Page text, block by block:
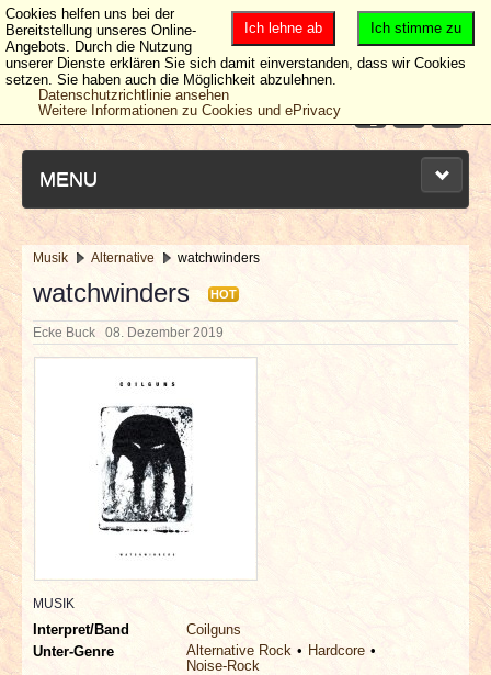
MENU
NEUESTE ARTIKEL
NEWS & DATES
VERLOSUNGEN
INTERVIEWS
SPECIALS
REDAKTION
Musik Alternative watchwinders
watchwinders HOT
Ecke Buck 08. Dezember 2019
MUSIK
Interpret/Band
Coilguns
Unter-Genre
Alternative Rock
Hardcore
Noise-Rock
Ich stimme zu
Ich lehne ab
Cookies helfen uns bei der
Bereitstellung unseres Online-
Angebots. Durch die Nutzung
unserer Dienste erklären Sie sich damit einverstanden, dass wir Cookies
setzen. Sie haben auch die Möglichkeit abzulehnen.
Datenschutzrichtlinie ansehen
Weitere Informationen zu Cookies und ePrivacy